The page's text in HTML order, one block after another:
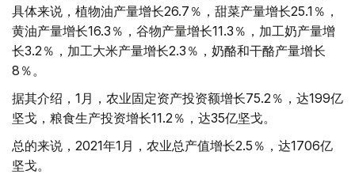
具体来说，植物油产量增长26.7％，甜菜产量增长25.1％，
黄油产量增长16.3％，谷物产量增长11.3％，加工奶产量增
长3.2％，加工大米产量增长2.3％，奶酪和干酪产量增长
8％。
据其介绍，1月，农业固定资产投资额增长75.2％，达199亿
坚戈，粮食生产投资增长11.2％，达35亿坚戈。
总的来说，2021年1月，农业总产值增长2.5％，达1706亿
坚戈。